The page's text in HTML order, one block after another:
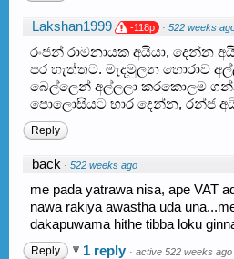
Lakshan1999 -118p · 522 weeks
රංජන් රාමනායක අයියා, දෙන්න
පර හැත්තට. මැදමුලන හොරාව
බෙල්ලෙන් අල්ලලා කරකොලම
පොලොසියට භාර දෙන්න, රන්ජ
Reply
back · 522 weeks ago
me pada yatrawa nisa, ape VAT
nawa rakiya awastha uda
dakapuwama hithe tibba loku
Reply 1 reply · active 522 weeks ago